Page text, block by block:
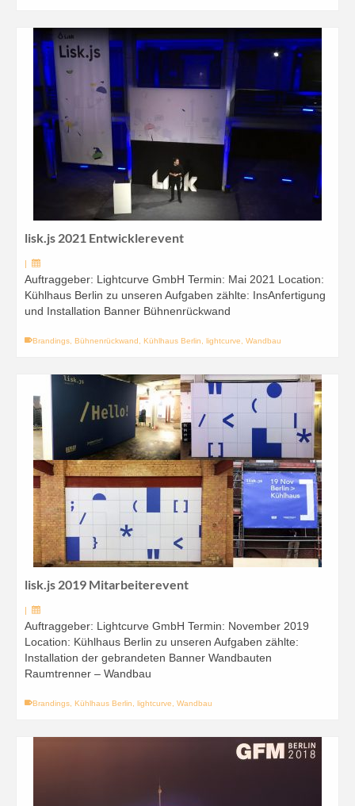
lisk.js 2021 Entwicklerevent
|
Auftraggeber: Lightcurve GmbH Termin: Mai 2021 Location:
Kühlhaus Berlin zu unseren Aufgaben zählte: InsAnfertigung
und Installation Banner Bühnenrückwand
Brandings Bühnenrückwand Kühlhaus Berlin lightcurve Wandbau
lisk.js 2019 Mitarbeiterevent
|
Auftraggeber: Lightcurve GmbH Termin: November 2019
Location: Kühlhaus Berlin zu unseren Aufgaben zählte:
Installation der gebrandeten Banner Wandbauten
Raumtrenner – Wandbau
Brandings Kühlhaus Berlin lightcurve Wandbau